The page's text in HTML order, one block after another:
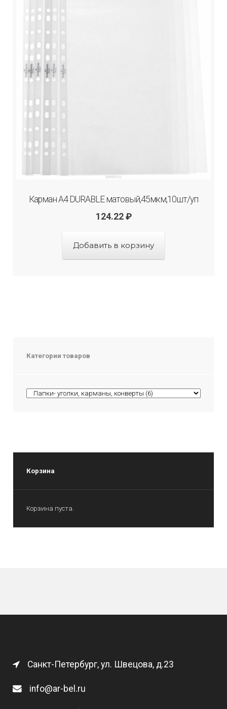
Карман А4 DURABLE матовый,45мкм,10шт/уп
124.22 ₽
Добавить в корзину
Категории товаров
Корзина
Корзина пуста.
Санкт-Петербург, ул. Швецова, д.23
info@ar-bel.ru